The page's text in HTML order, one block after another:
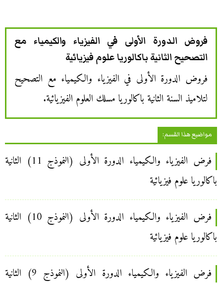
فروض الدورة الأولى في الفيزياء والكيمياء مع
التصحيح الثانية باكالوريا علوم فيزيائية
فروض الدورة الأولى في الفيزياء والكيمياء مع التصحيح
لتلاميذ السنة الثانية باكالوريا مسلك العلوم الفيزيائية.
مواضيع هذا القسم:
فرض الفيزياء والكيمياء الدورة الأولى (النموذج 11) الثانية
باكالوريا علوم فيزيائية
فرض الفيزياء والكيمياء الدورة الأولى (النموذج 10) الثانية
باكالوريا علوم فيزيائية
فرض الفيزياء والكيمياء الدورة الأولى (النموذج 9) الثانية